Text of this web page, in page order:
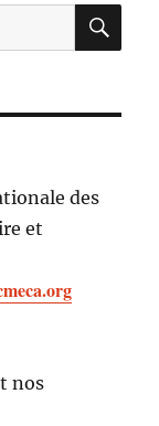
des
et
nos